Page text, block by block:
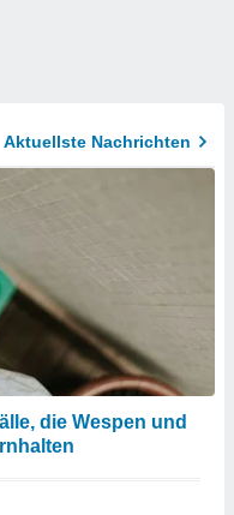
Aktuellste Nachrichten
die Wespen und